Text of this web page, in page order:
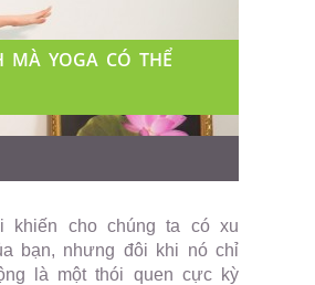
YOGA CÓ THỂ
khiến cho chúng ta có xu
bạn, nhưng đôi khi nó chỉ
là một thói quen cực kỳ